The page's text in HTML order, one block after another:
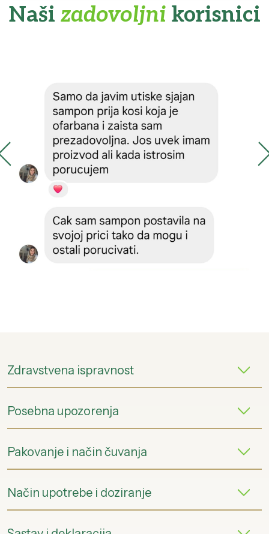
Naši zadovoljni korisnici
Zdravstvena ispravnost
Posebna upozorenja
Pakovanje i način čuvanja
Način upotrebe i doziranje